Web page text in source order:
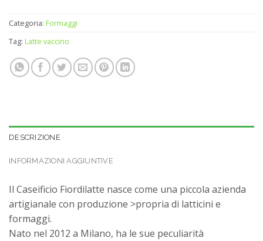
Categoria: Formaggi
Tag: Latte vaccino
DESCRIZIONE
INFORMAZIONI AGGIUNTIVE
Il Caseificio Fiordilatte nasce come una piccola azienda
artigianale con produzione >propria di latticini e
formaggi.
Nato nel 2012 a Milano, ha le sue peculiarità